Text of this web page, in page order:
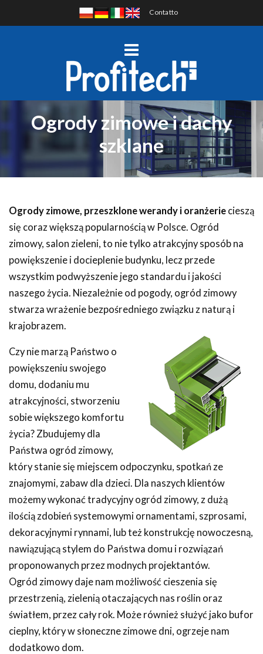
Contatto
Ogrody zimowe i dachy
szklane
Ogrody zimowe, przeszklone werandy i oranżerie cieszą
się coraz większą popularnością w Polsce. Ogród
zimowy, salon zieleni, to nie tylko atrakcyjny sposób na
powiększenie i docieplenie budynku, lecz przede
wszystkim podwyższenie jego standardu i jakości
naszego życia. Niezależnie od pogody, ogród zimowy
stwarza wrażenie bezpośredniego związku z naturą i
krajobrazem.
Czy nie marzą Państwo o
powiększeniu swojego
domu, dodaniu mu
atrakcyjności, stworzeniu
sobie większego komfortu
życia? Zbudujemy dla
Państwa ogród zimowy,
który stanie się miejscem odpoczynku, spotkań ze
znajomymi, zabaw dla dzieci. Dla naszych klientów
możemy wykonać tradycyjny ogród zimowy, z dużą
ilością zdobień systemowymi ornamentami, szprosami,
dekoracyjnymi rynnami, lub też konstrukcję nowoczesną,
nawiązującą stylem do Państwa domu i rozwiązań
proponowanych przez modnych projektantów.
Ogród zimowy daje nam możliwość cieszenia się
przestrzenią, zielenią otaczających nas roślin oraz
światłem, przez cały rok. Może również służyć jako bufor
cieplny, który w słoneczne zimowe dni, ogrzeje nam
dodatkowo dom.